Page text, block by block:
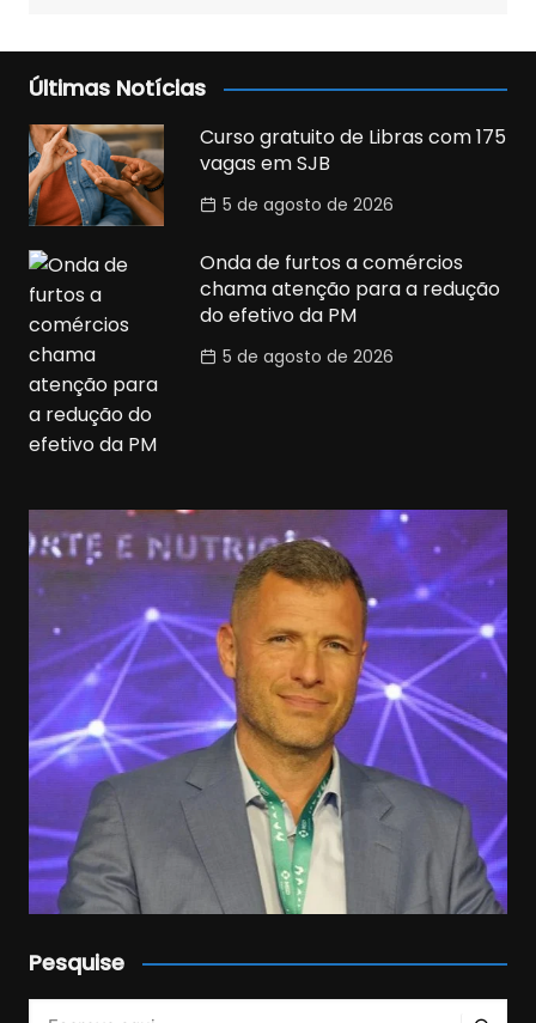
Últimas Notícias
Curso gratuito de Libras com 175
vagas em SJB
5 de agosto de 2026
Onda de furtos a comércios
chama atenção para a redução
do efetivo da PM
5 de agosto de 2026
Pesquise